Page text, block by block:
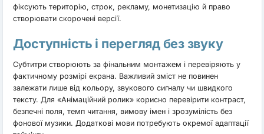
фіксують територію, строк, рекламу, монетизацію й право
створювати скорочені версії.
Доступність і перегляд без звуку
Субтитри створюють за фінальним монтажем і перевіряють у
фактичному розмірі екрана. Важливий зміст не повинен
залежати лише від кольору, звукового сигналу чи швидкого
тексту. Для «Анімаційний ролик» корисно перевірити контраст,
безпечні поля, темп читання, вимову імен і зрозумілість без
фонової музики. Додаткові мови потребують окремої адаптації